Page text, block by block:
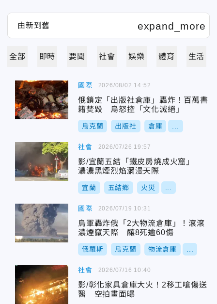
全部 即時 要聞 社會 娛樂 體育 生活
國際
俄鎖定「出版社倉庫」轟炸！百萬書
籍焚毀 烏怒控「文化滅絕」
烏克蘭 出版社 倉庫
2026/08/02 14:52
社會
影/宜蘭五結「鐵皮房燒成火窟」
濃濃黑煙烈焰瀰漫天際
宜蘭 五結鄉 火災
2026/07/26 19:57
國際
烏軍轟炸俄「2大物流倉庫」！滾滾
濃煙竄天際 釀8死逾60傷
俄羅斯 烏克蘭 物流倉庫
2026/07/19 10:31
社會
影/彰化家具倉庫大火！2移工嗆傷送
醫 空拍畫面曝
2026/07/16 10:40